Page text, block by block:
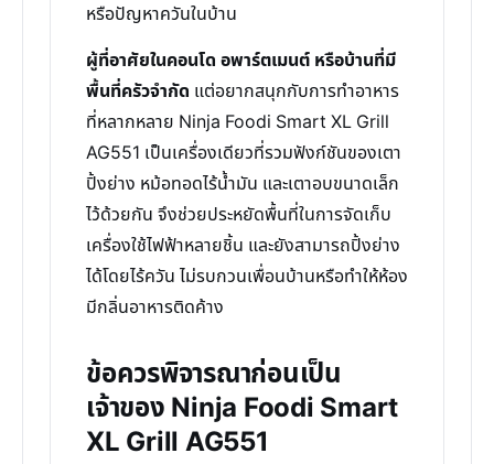
หรือปัญหาควันในบ้าน
ผู้ที่อาศัยในคอนโด อพาร์ตเมนต์ หรือบ้านที่มี
พื้นที่ครัวจำกัด แต่อยากสนุกกับการทำอาหาร
ที่หลากหลาย Ninja Foodi Smart XL Grill
AG551 เป็นเครื่องเดียวที่รวมฟังก์ชันของเตา
ปิ้งย่าง หม้อทอดไร้น้ำมัน และเตาอบขนาดเล็ก
ไว้ด้วยกัน จึงช่วยประหยัดพื้นที่ในการจัดเก็บ
เครื่องใช้ไฟฟ้าหลายชิ้น และยังสามารถปิ้งย่าง
ได้โดยไร้ควัน ไม่รบกวนเพื่อนบ้านหรือทำให้ห้อง
มีกลิ่นอาหารติดค้าง
ข้อควรพิจารณาก่อนเป็น
เจ้าของ Ninja Foodi Smart
XL Grill AG551